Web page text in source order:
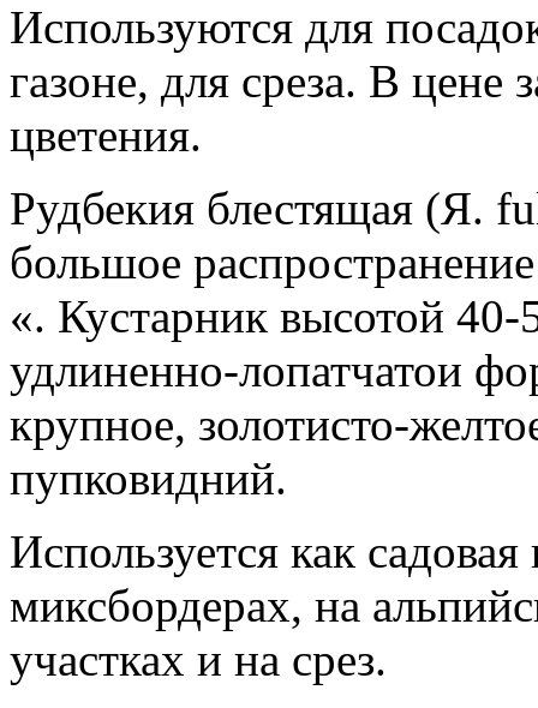
Используются для
газоне, для среза. В цене
цветения.
Рудбекия блестящая (Я.
большое
«. Кустарник высотой
удлиненно-лопатчатои
крупное, золотисто-
пупковидний.
Используется как
миксбордерах, на
участках и на срез.